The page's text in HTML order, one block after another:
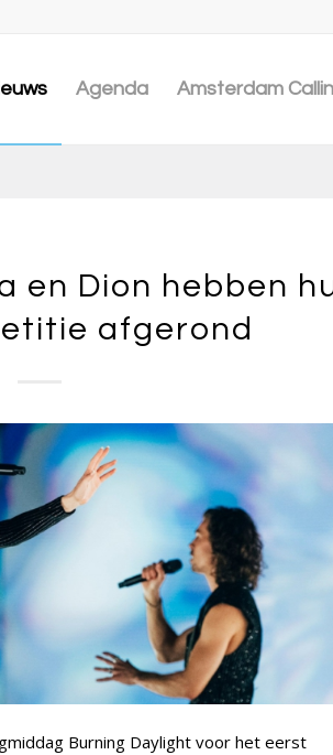
Agenda Amsterdam
en Dion hebben
afgerond
Burning Daylight voor het eerst